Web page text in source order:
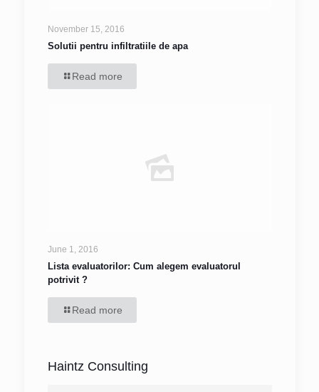
November 15, 2016
Solutii pentru infiltratiile de apa
Read more
June 1, 2016
Lista evaluatorilor: Cum alegem evaluatorul
potrivit ?
Read more
Haintz Consulting